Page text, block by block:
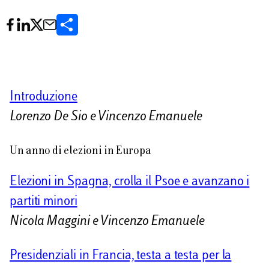
i
Introduzione
Lorenzo De Sio e Vincenzo Emanuele
Un anno di elezioni in Europa
Elezioni in Spagna, crolla il Psoe e avanzano i
partiti minori
Nicola Maggini e Vincenzo Emanuele
Presidenziali in Francia, testa a testa per la